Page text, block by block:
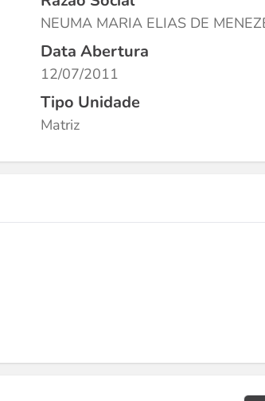
NEUMA MARIA ELIAS DE
Data Abertura
12/07/2011
Tipo Unidade
Matriz